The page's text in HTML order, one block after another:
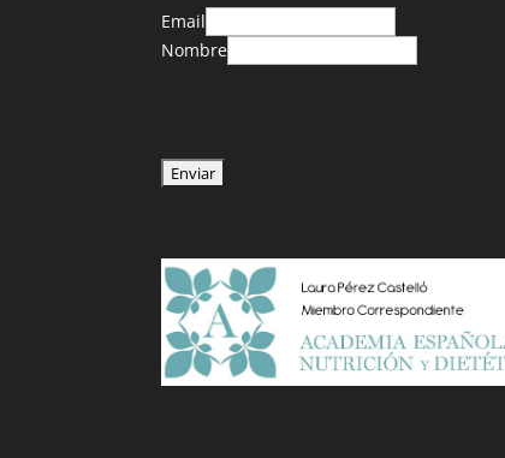
Email
Nombre